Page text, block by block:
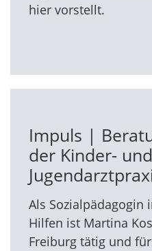
hier vorstellt.
Impuls |
der Kinder- und
Als Sozialpädagogin
Hilfen ist Martina
Freiburg tätig und